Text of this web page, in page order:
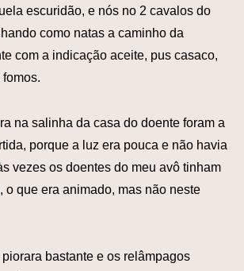
escuridão, e nós no 2 cavalos do
como natas a caminho da
com a indicação aceite, pus casaco,
na salinha da casa do doente foram a
porque a luz era pouca e não havia
vezes os doentes do meu avô tinham
o que era animado, mas não neste
bastante e os relâmpagos